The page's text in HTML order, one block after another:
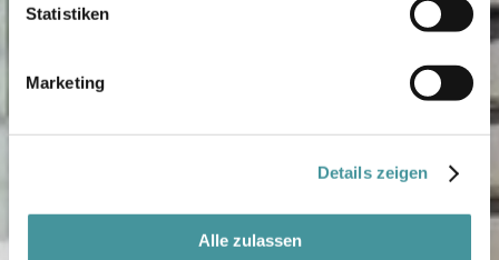
Statistiken
Marketing
Details zeigen
Alle zulassen